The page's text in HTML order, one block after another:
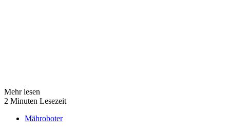
Mehr lesen
2 Minuten Lesezeit
Mähroboter